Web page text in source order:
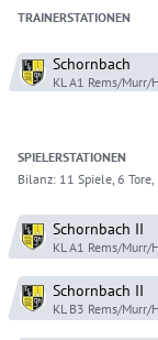
TRAINERSTATIONEN
Schornbach
KL A1 Rems/Murr/
SPIELERSTATIONEN
Bilanz: 11 Spiele, 6 Tore,
Schornbach II
KL A1 Rems/Murr/
Schornbach II
KL B3 Rems/Murr/